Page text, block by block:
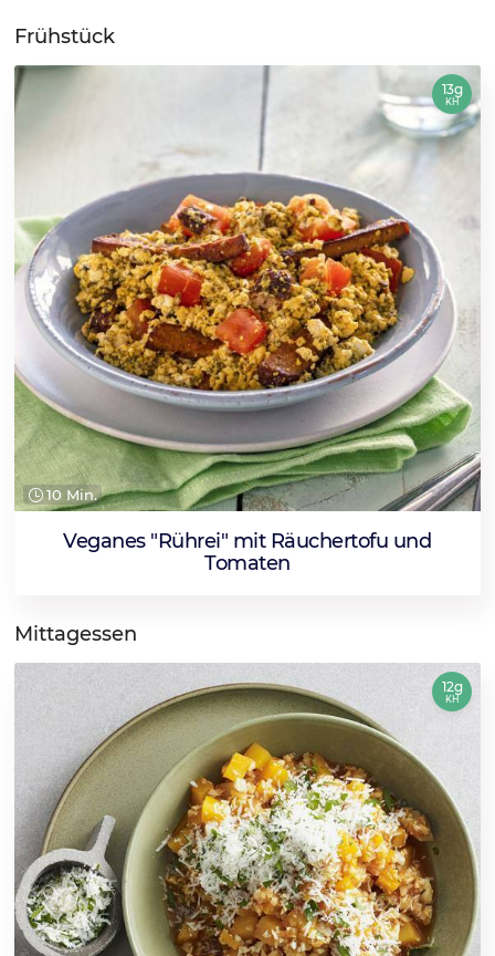
Frühstück
10 Min.
Veganes "Rührei" mit Räuchertofu und
Tomaten
13g
KH
Mittagessen
12g
KH